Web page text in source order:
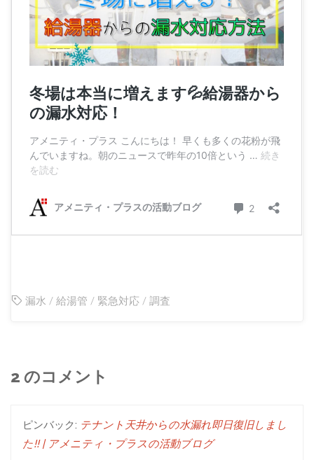
漏水 / 給湯管 / 緊急対応/ 調査
2 のコメント
ピンバック: テナント天井からの水漏れ即日復旧しまし
た!! | アメニティ・プラスの活動ブログ